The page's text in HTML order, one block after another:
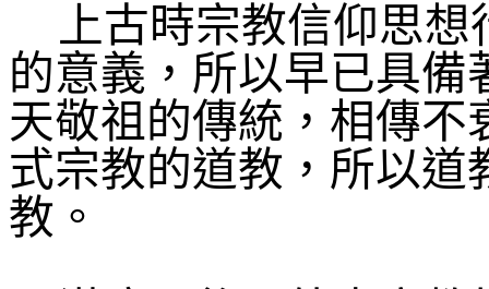
上古時宗教信仰思
的意義，所以早已具
天敬祖的傳統，相傳不
式宗教的道教，所以道
教。